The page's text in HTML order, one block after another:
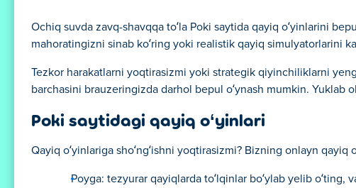
Ochiq suvda zavq-shavqqa to‘la Poki saytida qayiq o‘yinlarini
mahoratingizni sinab ko‘ring yoki realistik qayiq simulyatorlarini
Tezkor harakatlarni yoqtirasizmi yoki strategik qiyinchiliklarni
barchasini brauzeringizda darhol bepul o‘ynash mumkin. Yuklab
Poki saytidagi qayiq o‘yinlari
Qayiq o‘yinlariga sho‘ng‘ishni yoqtirasizmi? Bizning onlayn
Poyga: tezyurar qayiqlarda to‘lqinlar bo‘ylab yelib